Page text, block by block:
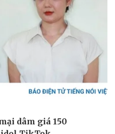
Nhà đẹp
Tình yêu - Gia đình